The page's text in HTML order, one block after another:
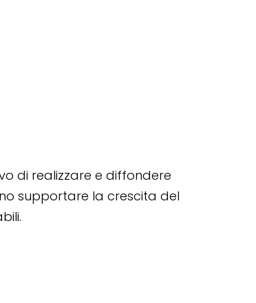
di realizzare e diffondere
supportare la crescita del